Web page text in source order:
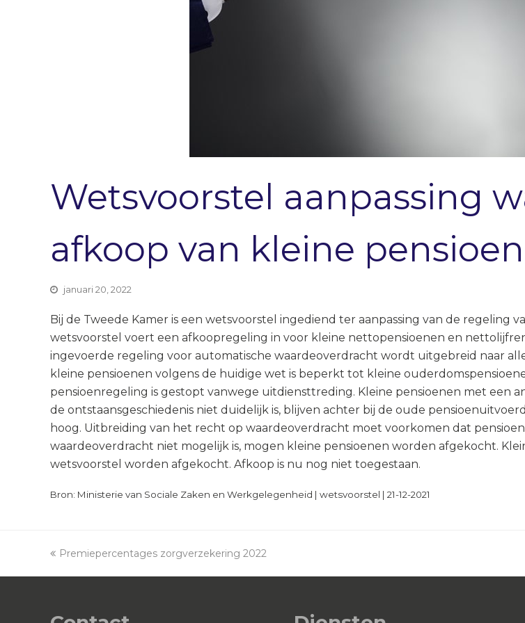
Wetsvoorstel aanpassing
afkoop van kleine
januari 20, 2022
Bij de Tweede Kamer is een wetsvoorstel ingediend ter aanpassing van de regeling
wetsvoorstel voert een afkoopregeling in voor kleine nettopensioenen en
ingevoerde regeling voor automatische waardeoverdracht wordt uitgebreid naar
kleine pensioenen volgens de huidige wet is beperkt tot kleine
pensioenregeling is gestopt vanwege uitdiensttreding. Kleine pensioenen met een
de ontstaansgeschiedenis niet duidelijk is, blijven achter bij de oude
hoog. Uitbreiding van het recht op waardeoverdracht moet voorkomen dat
waardeoverdracht niet mogelijk is, mogen kleine pensioenen worden afgekocht.
wetsvoorstel worden afgekocht. Afkoop is nu nog niet toegestaan.
Bron: Ministerie van Sociale Zaken en Werkgelegenheid | wetsvoorstel | 21-12-2021
previous
Premiepercentages zorgverzekering 2022